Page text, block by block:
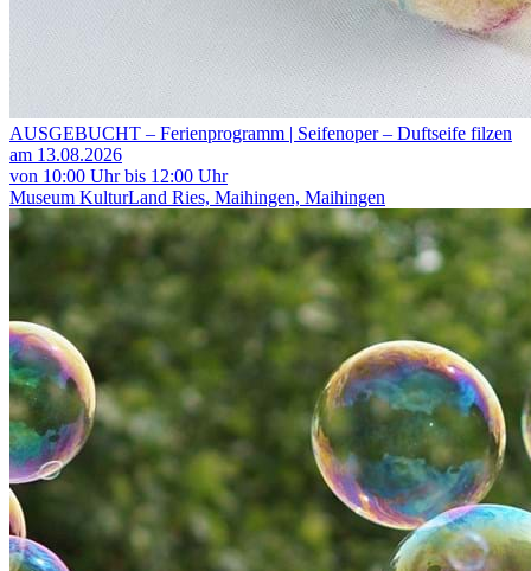
AUSGEBUCHT – Ferienprogramm | Seifenoper – Duftseife filzen
am 13.08.2026
von 10:00 Uhr bis 12:00 Uhr
Museum KulturLand Ries, Maihingen, Maihingen